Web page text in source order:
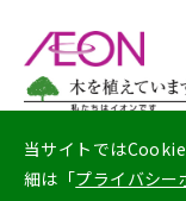
当サイトでは
細は「プライバシー